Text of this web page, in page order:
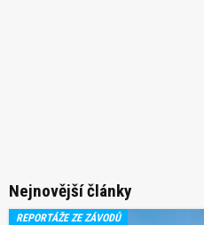
Nejnovější články
REPORTÁŽE ZE ZÁVODŮ